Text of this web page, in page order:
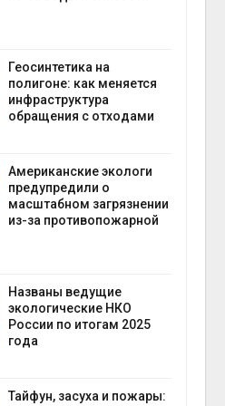
Геосинтетика на
полигоне: как меняется
инфраструктура
обращения с отходами
Американские экологи
предупредили о
масштабном загрязнении
из-за противопожарной
Названы ведущие
экологические НКО
России по итогам 2025
года
Тайфун, засуха и пожары: